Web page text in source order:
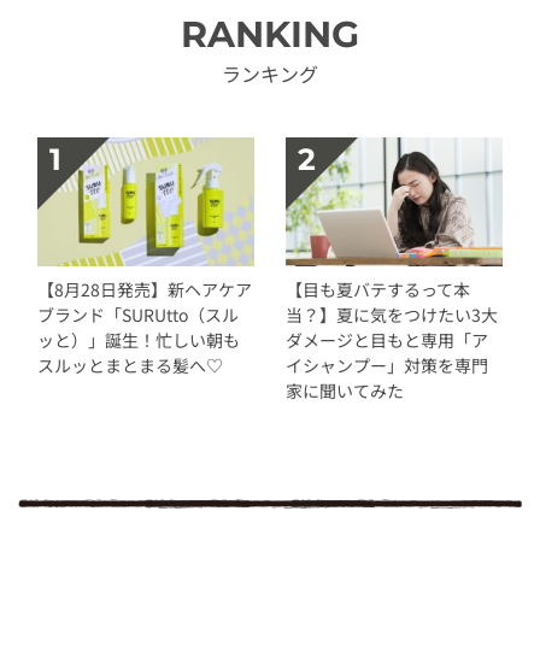
RANKING
ランキング
【8月28日発売】新ヘアケア
ブランド「SURUtto（スル
ッと）」誕生！忙しい朝も
スルッとまとまる髪へ♡
【目も夏バテするって本
当？】夏に気をつけたい3大
ダメージと目もと専用「ア
イシャンプー」対策を専門
家に聞いてみた